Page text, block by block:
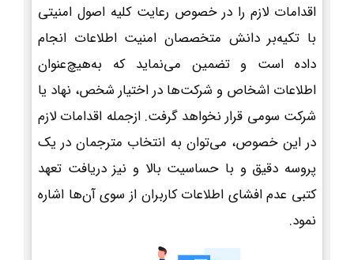
اقدامات لازم را در خصوص رعایت کلیه اصول امنیتی
با تکیه‌بر دانش متخصصان امنیت اطلاعات انجام
داده است و تضمین می‌نماید که به‌هیچ‌عنوان
اطلاعات اشخاص و شرکت‌ها در اختیار شخص، نهاد یا
شرکت سومی قرار نخواهد گرفت. ازجمله اقدامات لازم
در این خصوص، می‌توان به انتخاب مترجمان در یک
پروسه دقیق و با حساسیت بالا و نیز دریافت تعهد
کتبی عدم افشای اطلاعات کاربران از سوی آن‌ها اشاره
نمود.